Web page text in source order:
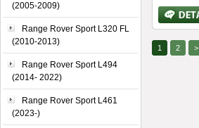
(2005-2009)
Range Rover Sport L320 FL
(2010-2013)
Range Rover Sport L494
(2014- 2022)
Range Rover Sport L461
(2023-)
Bližší
informace
1 2 >